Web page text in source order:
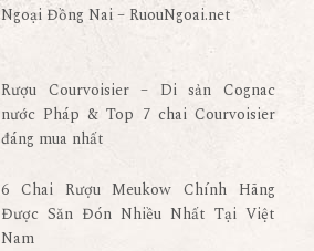
Ngoại Đồng Nai – RuouNgoai.net
Rượu Courvoisier – Di sản Cognac
nước Pháp & Top 7 chai Courvoisier
đáng mua nhất
6 Chai Rượu Meukow Chính Hãng
Được Săn Đón Nhiều Nhất Tại Việt
Nam